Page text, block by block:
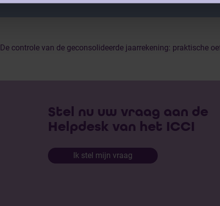
De controle van de geconsolideerde jaarrekening: praktische
Stel nu uw vraag aan de
Helpdesk van het ICCI
Ik stel mijn vraag